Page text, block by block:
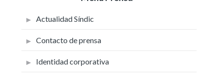
Actualidad Síndic
Contacto de prensa
Identidad corporativa